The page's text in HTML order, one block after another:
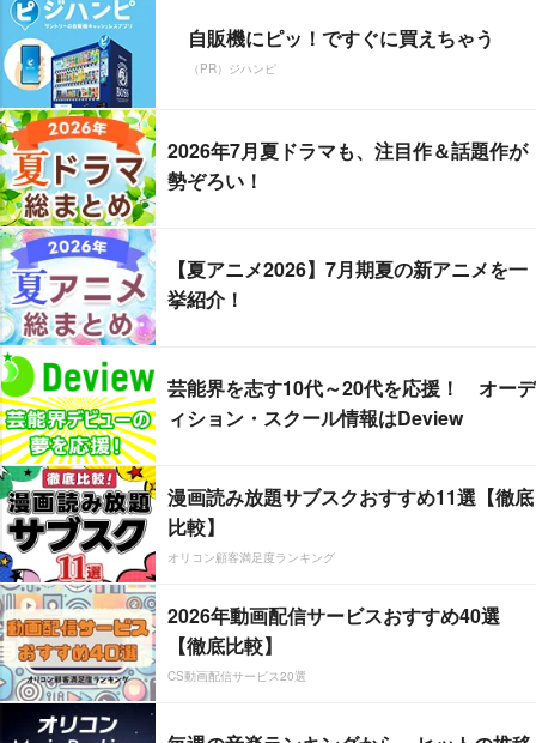
自販機にピッ！ですぐに買えちゃう
（PR）ジハンピ
2026年7月夏ドラマも、注目作＆話題作が
勢ぞろい！
【夏アニメ2026】7月期夏の新アニメを一
挙紹介！
芸能界を志す10代～20代を応援！ オーデ
ィション・スクール情報はDeview
漫画読み放題サブスクおすすめ11選【徹底
比較】
オリコン顧客満足度ランキング
2026年動画配信サービスおすすめ40選
【徹底比較】
CS動画配信サービス20選